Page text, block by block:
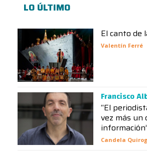
LO ÚLTIMO
El canto de
Valentín Ferré
Francisco
“El
vez más un
Candela